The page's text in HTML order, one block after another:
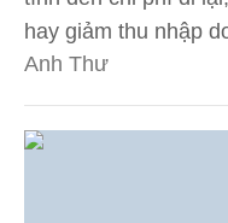
hay giảm thu nhập
Anh Thư